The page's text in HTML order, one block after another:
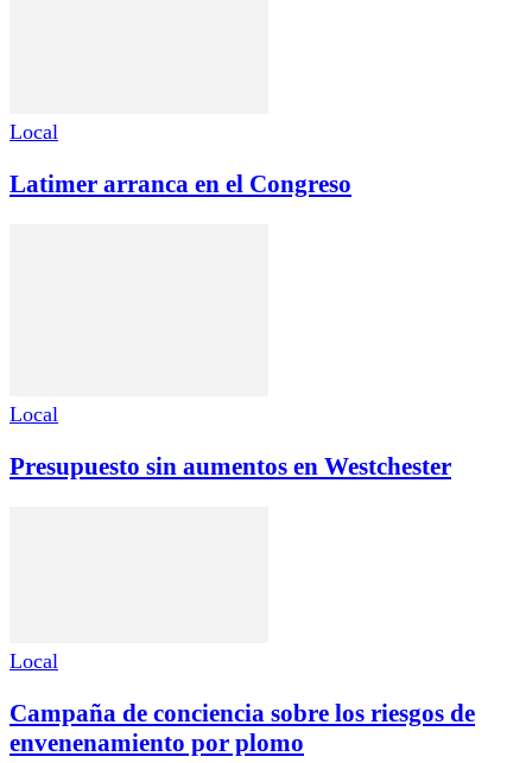
Local
Latimer arranca en el Congreso
Local
Presupuesto sin aumentos en Westchester
Local
Campaña de conciencia sobre los riesgos de
envenenamiento por plomo